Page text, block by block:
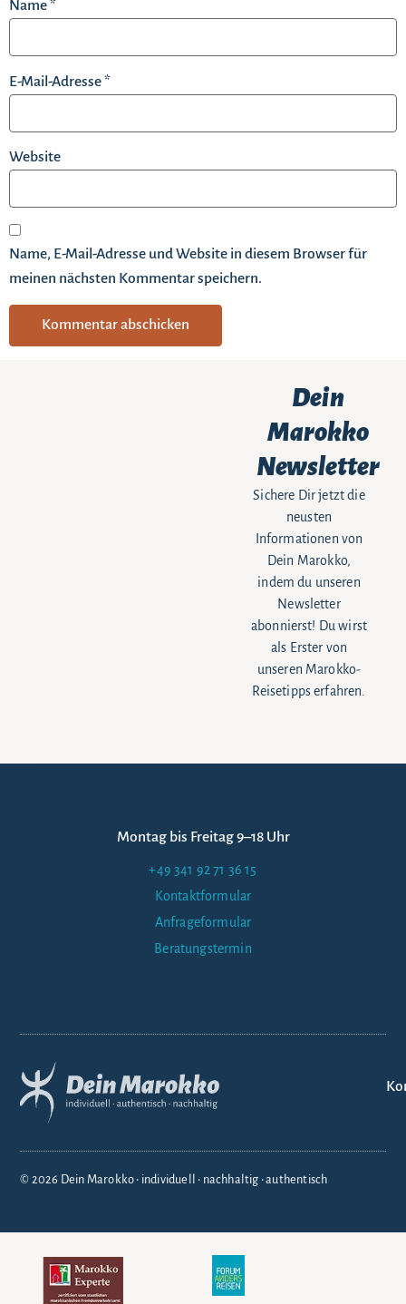
Name*
E-Mail-Adresse*
Website
Name, E-Mail-Adresse und Website in diesem Browser für
meinen nächsten Kommentar speichern.
Dein
Marokko
Newsletter
Sichere Dir jetzt die
neusten
Informationen von
Dein Marokko,
indem du unseren
Newsletter
abonnierst! Du wirst
als Erster von
unseren Marokko-
Reisetipps erfahren.
Montag bis Freitag 9–18 Uhr
+49 341 92 71 36 15
Kontaktformular
Anfrageformular
Beratungstermin
© 2026 Dein Marokko • individuell • nachhaltig • authentisch